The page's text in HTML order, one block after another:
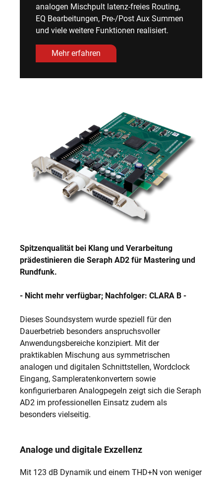
analogen Mischpult latenz-freies Routing,
EQ Bearbeitungen, Pre-/Post Aux Summen
und viele weitere Funktionen realisiert.
Mehr erfahren
Spitzenqualität bei Klang und Verarbeitung
prädestinieren die Seraph AD2 für Mastering und
Rundfunk.
- Nicht mehr verfügbar; Nachfolger: CLARA B -
Dieses Soundsystem wurde speziell für den
Dauerbetrieb besonders anspruchsvoller
Anwendungsbereiche konzipiert. Mit der
praktikablen Mischung aus symmetrischen
analogen und digitalen Schnittstellen, Wordclock
Eingang, Sampleratenkonvertern sowie
konfigurierbaren Analogpegeln zeigt sich die Seraph
AD2 im professionellen Einsatz zudem als
besonders vielseitig.
Analoge und digitale Exzellenz
Mit 123 dB Dynamik und einem THD+N von weniger